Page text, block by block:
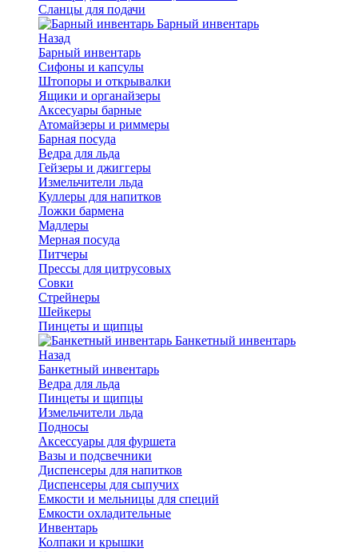
Сланцы для подачи
Барный инвентарь
Назад
Барный инвентарь
Сифоны и капсулы
Штопоры и открывалки
Ящики и органайзеры
Аксесуары барные
Атомайзеры и риммеры
Барная посуда
Ведра для льда
Гейзеры и джиггеры
Измельчители льда
Куллеры для напитков
Ложки бармена
Мадлеры
Мерная посуда
Питчеры
Прессы для цитрусовых
Совки
Стрейнеры
Шейкеры
Пинцеты и щипцы
Банкетный инвентарь
Назад
Банкетный инвентарь
Ведра для льда
Пинцеты и щипцы
Измельчители льда
Подносы
Аксессуары для фуршета
Вазы и подсвечники
Диспенсеры для напитков
Диспенсеры для сыпучих
Емкости и мельницы для специй
Емкости охладительные
Инвентарь
Колпаки и крышки